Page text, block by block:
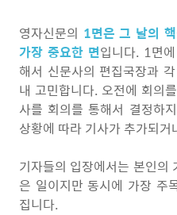
영자신문의 1면은 그 날의
가장 중요한 면입니다. 1면
해서 신문사의 편집국장과
내 고민합니다. 오전에 회의
사를 회의를 통해서 결정하
상황에 따라 기사가 추가되
기자들의 입장에서는 본인의
은 일이지만 동시에 가장 주
집니다.